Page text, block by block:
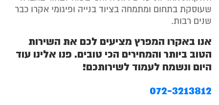
שעוסקת בתחום ומתמחה בציוד בנייה ופיגומי אקרו כבר
שנים רבות.
אנו באקרו המפרץ מציעים לכם את השירות
הטוב ביותר והמחירים הכי טובים. פנו אלינו עוד
היום ונשמח לעמוד לשירותכם!
072-3213812